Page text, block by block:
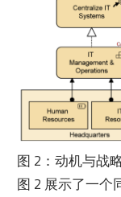
图 2：动机与战
图 2 展示了一个